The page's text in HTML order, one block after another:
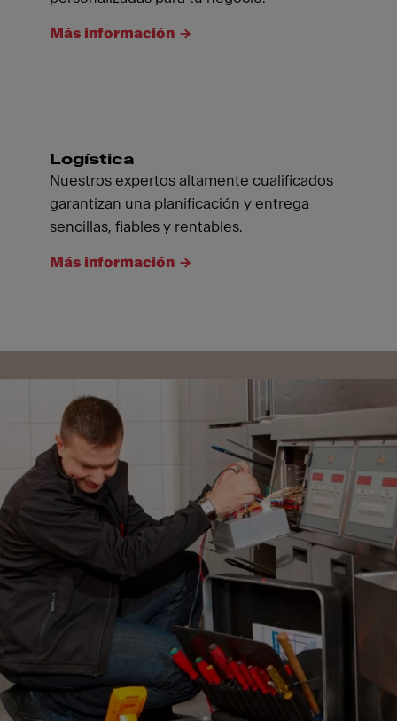
Más información
Logística
Nuestros expertos altamente cualificados
garantizan una planificación y entrega
sencillas, fiables y rentables.
Más información